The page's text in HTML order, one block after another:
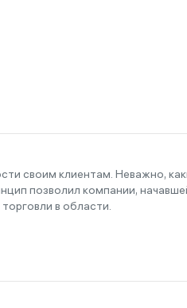
своим клиентам. Неважно,
позволил компании,
в области.